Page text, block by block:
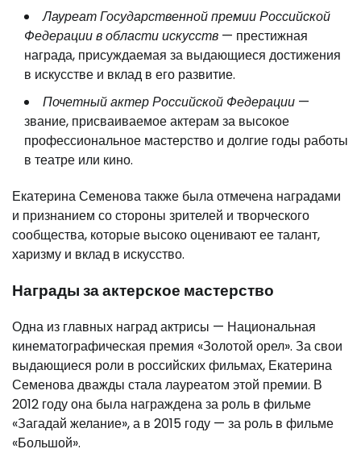
Лауреат Государственной премии Российской
Федерации в области искусств — престижная
награда, присуждаемая за выдающиеся достижения
в искусстве и вклад в его развитие.
Почетный актер Российской Федерации —
звание, присваиваемое актерам за высокое
профессиональное мастерство и долгие годы работы
в театре или кино.
Екатерина Семенова также была отмечена наградами
и признанием со стороны зрителей и творческого
сообщества, которые высоко оценивают ее талант,
харизму и вклад в искусство.
Награды за актерское мастерство
Одна из главных наград актрисы — Национальная
кинематографическая премия «Золотой орел». За свои
выдающиеся роли в российских фильмах, Екатерина
Семенова дважды стала лауреатом этой премии. В
2012 году она была награждена за роль в фильме
«Загадай желание», а в 2015 году — за роль в фильме
«Большой».